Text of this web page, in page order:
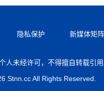
隐私保护 新媒体矩阵
未经许可，不得擅自转载引用
Stnn.cc All Rights Reserved.